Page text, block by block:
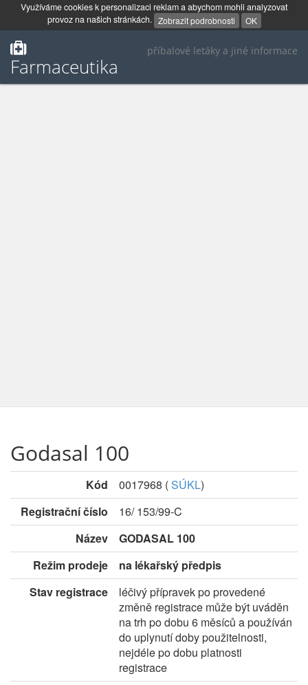
Využíváme cookies k personalizaci reklam a abychom mohli analyzovat
provoz na našich stránkách. Zobrazit podrobnosti OK
příbalové letáky a jiné informace
Farmaceutika
Godasal 100
Kód 0017968 (SÚKL)
Registrační číslo
16/ 153/99-C
Název
GODASAL 100
Režim prodeje
na lékařský předpis
Stav registrace
léčivý přípravek po provedené
změně registrace může být uváděn
na trh po dobu 6 měsíců a používán
do uplynutí doby použitelnosti,
nejdéle po dobu platnosti
registrace